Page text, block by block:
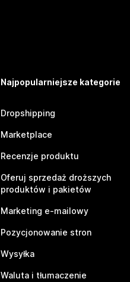
Najpopularniejsze kategorie
Dropshipping
Marketplace
Recenzje produktu
Oferuj sprzedaż droższych
produktów i pakietów
Marketing e-mailowy
Pozycjonowanie stron
Wysyłka
Waluta i tłumaczenie